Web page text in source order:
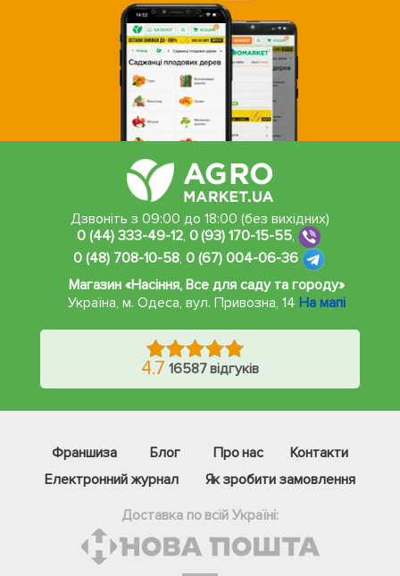
Дзвоніть з 09:00 до 18:00 (без вихідних)
0 (44) 333-49-12, 0 (93) 170-15-55,
0 (48) 708-10-58, 0 (67) 004-06-36
Магазин «Насіння, Все для саду та городу»
Україна, м. Одеса,вул. Привозна, 14 На мапі
4.7 16587 відгуків
Франшиза Блог Про нас
Контакти
Електронний журнал
Як зробити замовлення
Доставка по всій Україні: